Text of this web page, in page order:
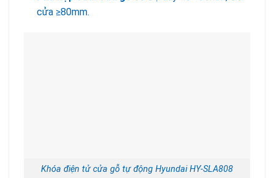
cửa ≥80mm.
Khóa điện tử cửa gỗ tự động Hyundai HY-SLA808